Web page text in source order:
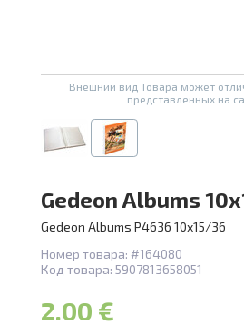
Внешний вид Товара может
представленных на
Gedeon Albums
Gedeon Albums P4636 10x15/36
Номер товара: #164080
Код товара: 5907813658051
2.00 €